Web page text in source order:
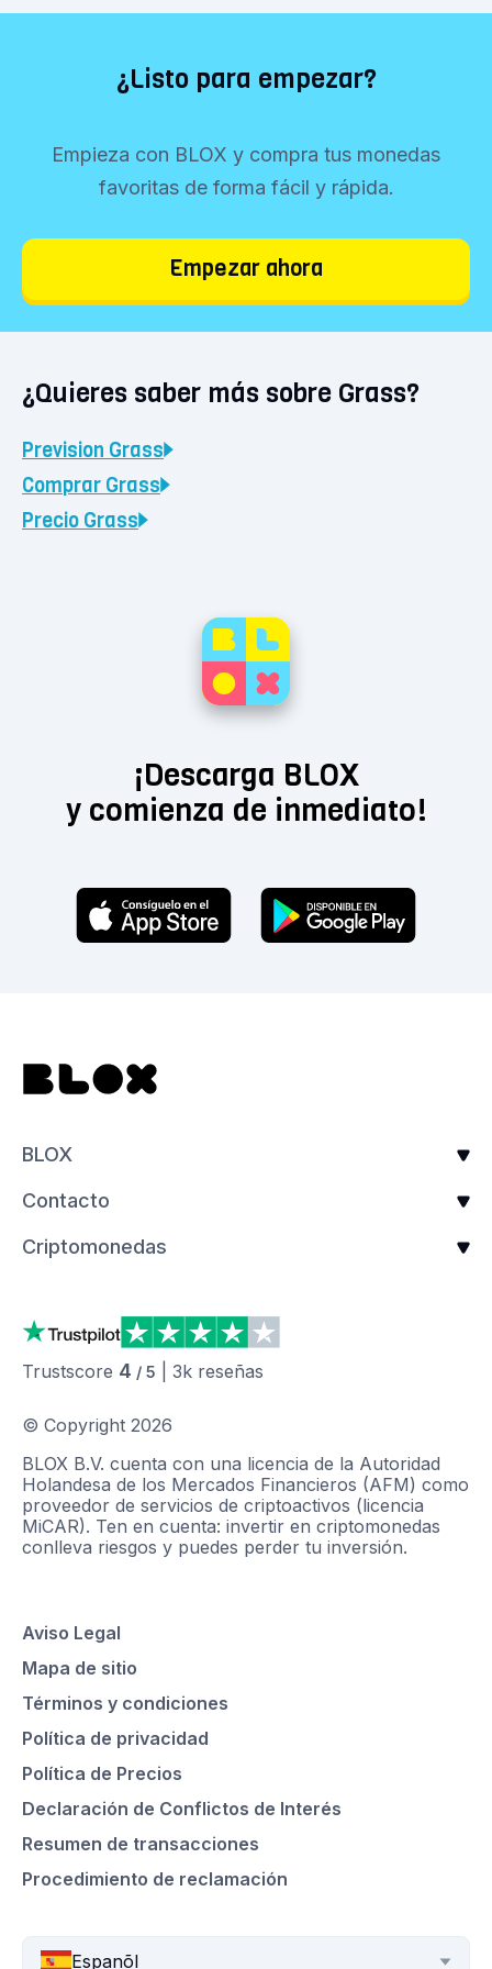
0,2672 €.
criptomonedas con Grass y tus otras monedas
determinar si quieres invertir en GRASS. Solo
sobre el mercado y que inviertas solo lo que
¿Listo para empezar?
Empieza con BLOX y compra tus monedas
favoritas de forma fácil y rápida.
Empezar ahora
¿Quieres saber más sobre Grass?
Prevision Grass
Comprar Grass
Precio Grass
¡Descarga BLOX
y comienza de inmediato!
BLOX
Contacto
Criptomonedas
Trustscore 4 / 5 3k reseñas
© Copyright 2026
BLOX B.V. cuenta con una licencia de la Autoridad
Holandesa de los Mercados Financieros (AFM) como
proveedor de servicios de criptoactivos (licencia
MiCAR). Ten en cuenta: invertir en criptomonedas
conlleva riesgos y puedes perder tu inversión.
Aviso Legal
Mapa de sitio
Términos y condiciones
Política de privacidad
Política de Precios
Declaración de Conflictos de Interés
Resumen de transacciones
Procedimiento de reclamación
Espanõl